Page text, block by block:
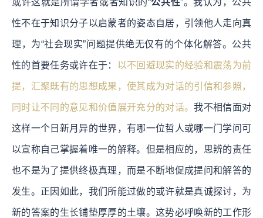
性不在于知识分子以启蒙者的姿态自居，引领他人走向真
理，为“社会现实”问题提供绝无仅有的个体化解答。公共
性的首要任务或许在于： 以不回避现实的经验和震荡为前
提，汇聚既有的思想成果，使其成为对话的引信和参照，
同时让不同的意见和价值展开充分的对话。我不相信面对
这样一个日新月异的世界，有哪一位哲人或哪一门学问可
以宣称自己掌握着唯一的解释。但是相应的，思辨的责任
也不是为了提供终极真理，而是不断地促成提问和解答的
发生。正因如此，我们所能过做的或许就是真诚探讨，为
新的答案的生长铺垫厚厚的土壤。这势必呼唤新的工作形